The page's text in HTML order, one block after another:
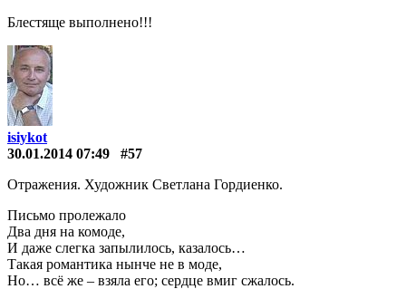
Блестяще выполнено!!!
isiykot
30.01.2014 07:49
#57
Отражения. Художник Светлана Гордиенко.
Письмо пролежало
Два дня на комоде,
И даже слегка запылилось, казалось…
Такая романтика нынче не в моде,
Но… всё же – взяла его; сердце вмиг сжалось.